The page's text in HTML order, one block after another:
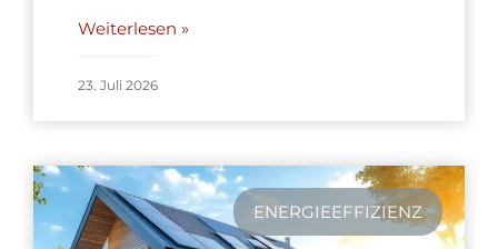
Weiterlesen »
23. Juli 2026
ENERGIEEFFIZIENZ